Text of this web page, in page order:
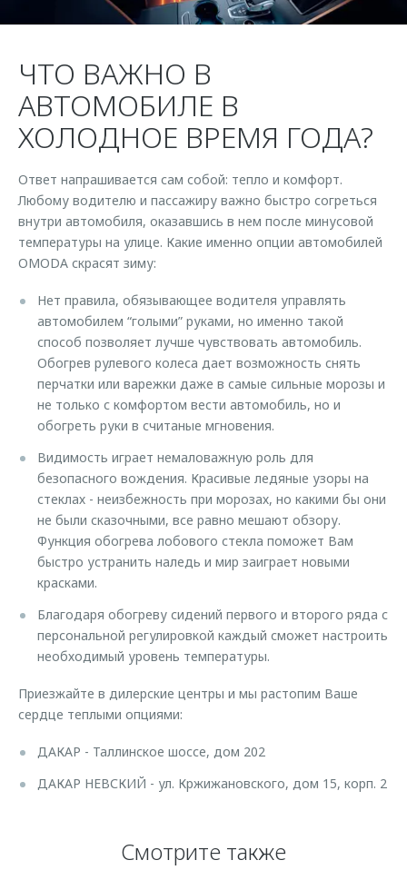
Аксессуары
Одежда и сувениры
Оригинальные аксессуары
Трейд-ин
Калькулятор трейд-ин
Клиентская поддержка
Клуб владельцев OMODA
Приложение O&J
Аксессуары
Одежда и сувениры
Оригинальные аксессуары
Запчасти
Обратная связь
ЧТО ВАЖНО В
АВТОМОБИЛЕ В
ХОЛОДНОЕ ВРЕМЯ ГОДА?
Ответ напрашивается сам собой: тепло и комфорт.
Любому водителю и пассажиру важно быстро согреться
внутри автомобиля, оказавшись в нем после минусовой
температуры на улице. Какие именно опции автомобилей
OMODA скрасят зиму:
Нет правила, обязывающее водителя управлять
автомобилем “голыми” руками, но именно такой
способ позволяет лучше чувствовать автомобиль.
Обогрев рулевого колеса дает возможность снять
перчатки или варежки даже в самые сильные морозы и
не только с комфортом вести автомобиль, но и
обогреть руки в считаные мгновения.
Видимость играет немаловажную роль для
безопасного вождения. Красивые ледяные узоры на
стеклах - неизбежность при морозах, но какими бы они
не были сказочными, все равно мешают обзору.
Функция обогрева лобового стекла поможет Вам
быстро устранить наледь и мир заиграет новыми
красками.
Благодаря обогреву сидений первого и второго ряда с
персональной регулировкой каждый сможет настроить
необходимый уровень температуры.
Приезжайте в дилерские центры и мы растопим Ваше
сердце теплыми опциями:
ДАКАР - Таллинское шоссе, дом 202
ДАКАР НЕВСКИЙ - ул. Кржижановского, дом 15, корп. 2
Смотрите также